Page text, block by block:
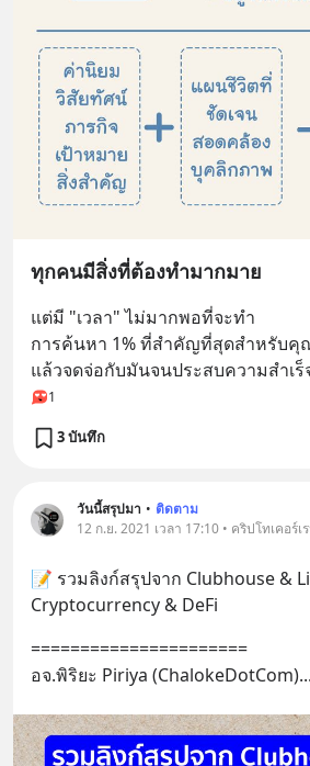
ทุกคนมีสิ่งที่ต้องทำมากมาย
แต่มี "เวลา" ไม่มากพอที่จะทำ
การค้นหา 1% ที่สำคัญที่สุดสำหรับคุ
แล้วจดจ่อกับมันจนประสบความสำเร็
1
3 บันทึก
วันนี้สรุปมา • ติดตาม
12 ก.ย. 2021 เวลา 17:10 • คริปโทเคอร์เ
📝 รวมลิงก์สรุปจาก Clubhouse &
Cryptocurrency & DeFi
======================
อจ.พิริยะ Piriya (ChalokeDotCom)...